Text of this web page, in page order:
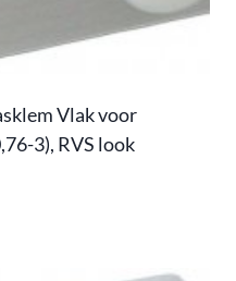
Vlak voor
3), RVS look